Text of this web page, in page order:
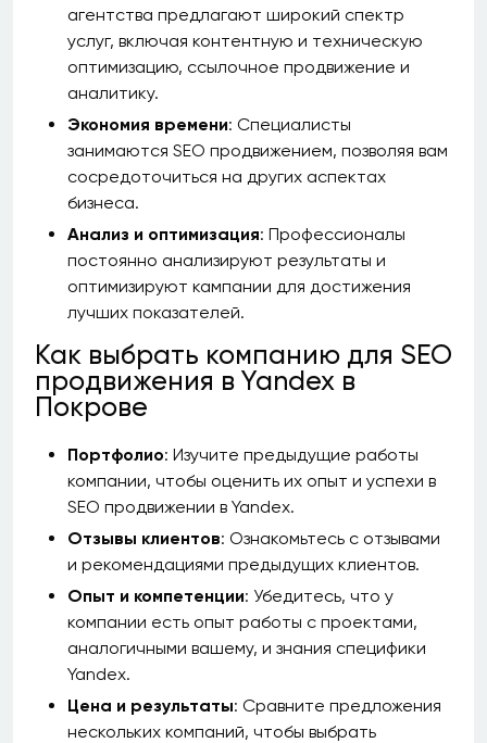
агентства предлагают широкий спектр
услуг, включая контентную и техническую
оптимизацию, ссылочное продвижение и
аналитику.
Экономия времени: Специалисты
занимаются SEO продвижением, позволяя вам
сосредоточиться на других аспектах
бизнеса.
Анализ и оптимизация: Профессионалы
постоянно анализируют результаты и
оптимизируют кампании для достижения
лучших показателей.
Как выбрать компанию для SEO
продвижения в Yandex в
Покрове
Портфолио: Изучите предыдущие работы
компании, чтобы оценить их опыт и успехи в
SEO продвижении в Yandex.
Отзывы клиентов: Ознакомьтесь с отзывами
и рекомендациями предыдущих клиентов.
Опыт и компетенции: Убедитесь, что у
компании есть опыт работы с проектами,
аналогичными вашему, и знания специфики
Yandex.
Цена и результаты: Сравните предложения
нескольких компаний, чтобы выбрать